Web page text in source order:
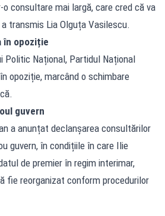
consultare mai largă, care cred că va
transmis Lia Olguța Vasilescu.
în opoziție
Politic Național, Partidul Național
opoziție, marcând o schimbare
guvern
a anunțat declanșarea consultărilor
guvern, în condițiile în care Ilie
de premier în regim interimar,
fie reorganizat conform procedurilor